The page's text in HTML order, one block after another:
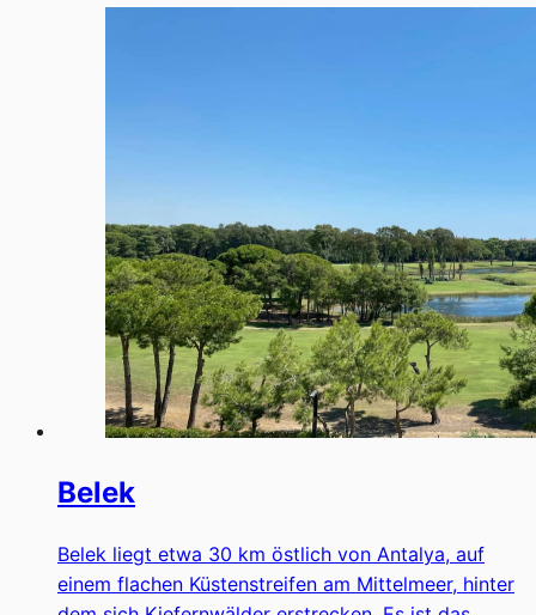
Belek
Belek liegt etwa 30 km östlich von Antalya, auf
einem flachen Küstenstreifen am Mittelmeer, hinter